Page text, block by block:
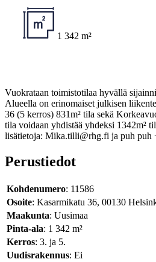
1 342 m²
Vuokrataan toimistotilaa hyvällä
Alueella on erinomaiset julkisen
36 (5 kerros) 831m² tila sekä
tila voidaan yhdistää yhdeksi 1342m²
lisätietoja: Mika.tilli@rhg.fi ja puh puh
Perustiedot
Kohdenumero: 11586
Osoite: Kasarmikatu 36, 00130
Maakunta: Uusimaa
Pinta-ala: 1 342 m²
Kerros: 3. ja 5.
Uudisrakennus: Ei